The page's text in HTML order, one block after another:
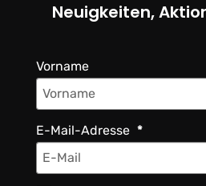
Neuigkeiten,
Vorname
E-Mail-Adresse